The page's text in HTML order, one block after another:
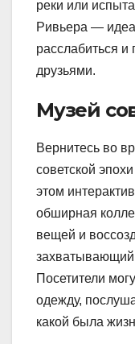
реки или
Ривьера —
расслабиться и
друзьями.
Музей
Вернитесь во
советской
этом
обширная
вещей и
захватывающий
Посетители
одежду,
какой была